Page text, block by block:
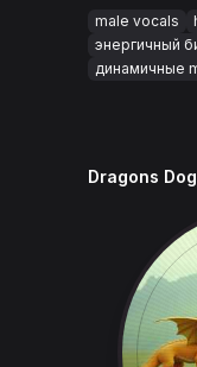
male vocals
энергичный
динамичные
Dragons